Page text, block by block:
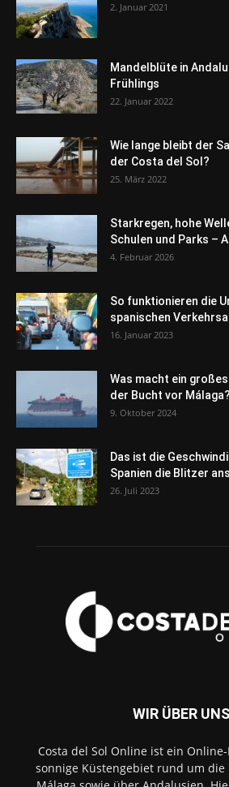
2. Januar 2021
Mandelblüte in
Frühlings
22. Januar 2022
Wie lange bleibt der
der Costa del Sol?
25. März 2022
Starkregen, hohe
Schulen und Parks –
4. Februar 2026
So funktionieren die
spanischen
16. Januar 2023
Was macht ein
der Bucht vor Málaga?
9. Oktober 2024
Das ist die
Spanien die Blitzer
26. Juli 2023
WIR ÜBER UNS
Costa del Sol Online ist ein
sonnige Küstengebiet rund um